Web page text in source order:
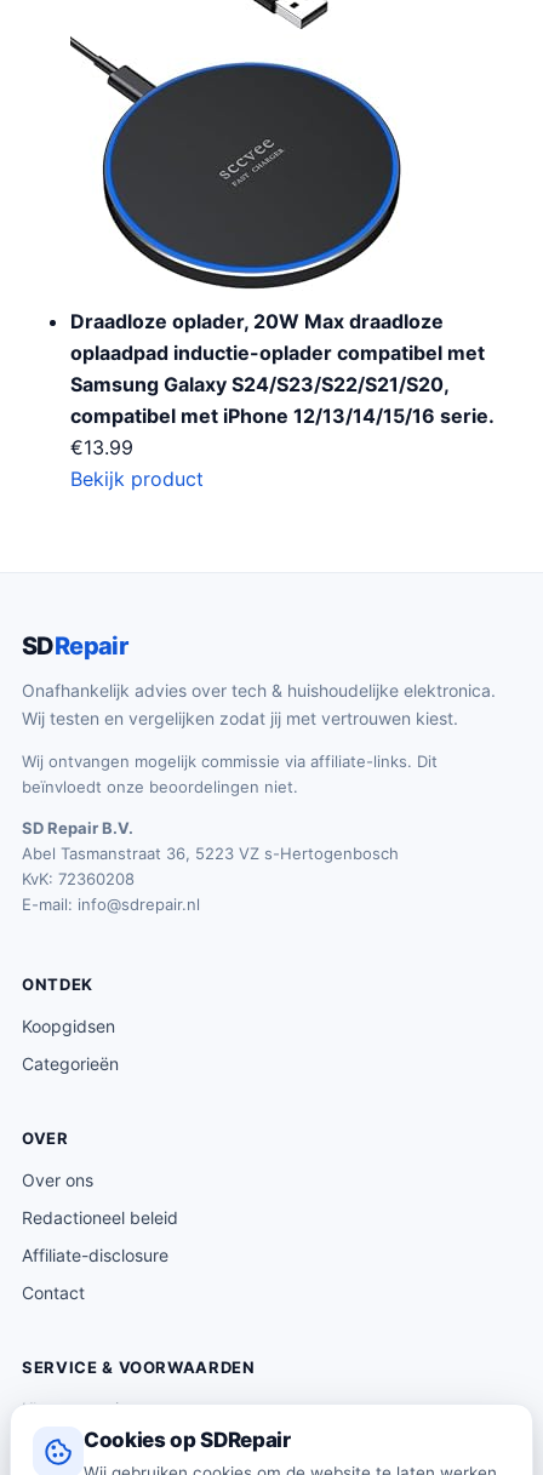
Cookies op SDRepair
Draadloze oplader, 20W Max draadloze
oplaadpad inductie-oplader compatibel met
Samsung Galaxy S24/S23/S22/S21/S20,
compatibel met iPhone 12/13/14/15/16 serie.
€13.99
Bekijk product
SDRepair
Onafhankelijk advies over tech & huishoudelijke elektronica.
Wij testen en vergelijken zodat jij met vertrouwen kiest.
Wij ontvangen mogelijk commissie via affiliate-links. Dit
beïnvloedt onze beoordelingen niet.
SD Repair B.V.
Abel Tasmanstraat 36, 5223 VZ s-Hertogenbosch
KvK: 72360208
E-mail: info@sdrepair.nl
ONTDEK
Koopgidsen
Categorieën
OVER
Over ons
Redactioneel beleid
Affiliate-disclosure
Contact
SERVICE & VOORWAARDEN
Klantenservice
Verzending & levering